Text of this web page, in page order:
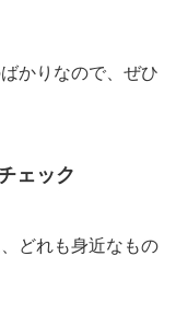
かりなので、ぜひ
ェック
どれも身近なもの